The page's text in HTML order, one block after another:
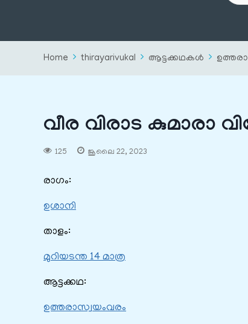
Home thirayarivukal ആട്ടക്കഥകൾ
വീര വിരാട കുമാരാ
125 ജൂലൈ 22, 2023
രാഗം:
ഉശാനി
താളം:
മുറിയടന്ത 14 മാത്ര
ആട്ടക്കഥ:
ഉത്തരാസ്വയംവരം